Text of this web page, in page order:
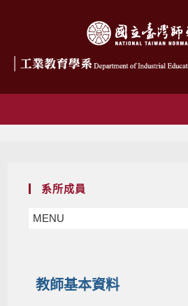
系所成員
MENU
教師基本資料